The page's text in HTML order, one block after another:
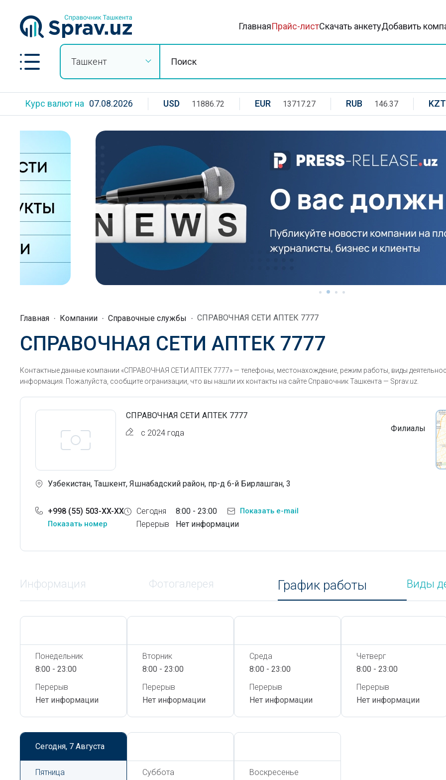
ГлавнаяПрайс-листСкачать анкетуДобавить
Ташкент
Курс валют на 07.08.2026 USD 11886.72 EUR 13717.27 RUB 146.37 KZT
Главная Компании Справочные службы СПРАВОЧНАЯ СЕТИ АПТЕК 7777
СПРАВОЧНАЯ СЕТИ АПТЕК 7777
Контактные данные компании «СПРАВОЧНАЯ СЕТИ АПТЕК 7777» — телефоны, местонахождение, режим работы, виды
информация. Пожалуйста, сообщите огранизации, что вы нашли их контакты на сайте Справочник Ташкента — Sprav.uz.
СПРАВОЧНАЯ СЕТИ АПТЕК 7777
с 2024 года
Филиалы
Узбекистан, Ташкент, Яшнабадский район, пр-д 6-й Бирлашган, 3
+998 (55) 503-XX-XX
Показать номер
Сегодня
Перерыв
8:00 - 23:00
Нет информации
Показать e-mail
Информация Фотогалерея График работы Виды
Понедельник
8:00 - 23:00
Перерыв
Нет информации
Вторник
8:00 - 23:00
Перерыв
Нет информации
Среда
8:00 - 23:00
Перерыв
Нет информации
Четверг
8:00 - 23:00
Перерыв
Нет информации
Сегодня, 7 Августа
Пятница
Суббота
Воскресенье